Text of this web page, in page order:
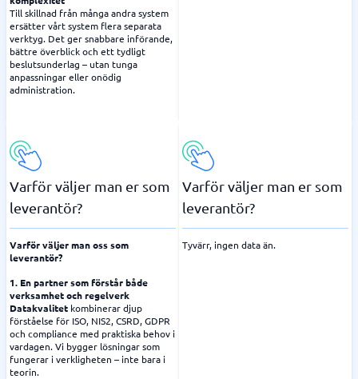
Till skillnad från många andra system
ersätter vårt system flera separata
verktyg. Det ger snabbare införande,
bättre överblick och ett tydligt
beslutsunderlag – utan tunga
anpassningar eller onödig
administration.
Varför väljer man er som
leverantör?
Varför väljer man oss som
leverantör?
1. En partner som förstår både
verksamhet och regelverk
Datakvalitet kombinerar djup
förståelse för ISO, NIS2, CSRD, GDPR
och compliance med praktiska behov i
vardagen. Vi bygger lösningar som
fungerar i verkligheten – inte bara i
teorin.
Varför väljer man er som
leverantör?
Tyvärr, ingen data än.